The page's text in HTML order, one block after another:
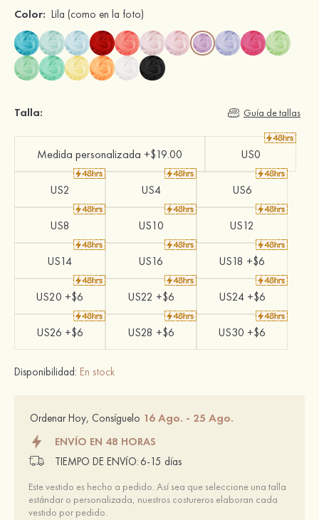
Color: Lila (como en la foto)
Talla: Guía de tallas
Medida personalizada +$19.00 US0
US2 US4 US6
US8 US10 US12
US14 US16 US18 +$6
US20 +$6 US22 +$6 US24 +$6
US26 +$6 US28 +$6 US30 +$6
Disponibilidad: En stock
Ordenar Hoy, Consíguelo 16 Ago. - 25 Ago.
ENVÍO EN 48 HORAS
TIEMPO DE ENVÍO: 6-15 días
Este vestido es hecho a pedido. Así sea que seleccione una talla
estándar o personalizada, nuestros costureros elaboran cada
vestido por pedido.